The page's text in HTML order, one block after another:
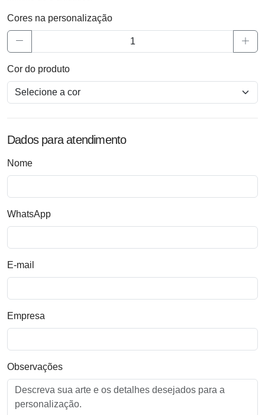
Cores na personalização
Cor do produto
Dados para atendimento
Nome
WhatsApp
E-mail
Empresa
Observações